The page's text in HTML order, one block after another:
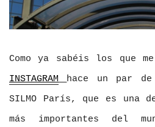
Como ya sabéis los que
INSTAGRAM
hace un par de
SILMO París, que es una
más importantes del